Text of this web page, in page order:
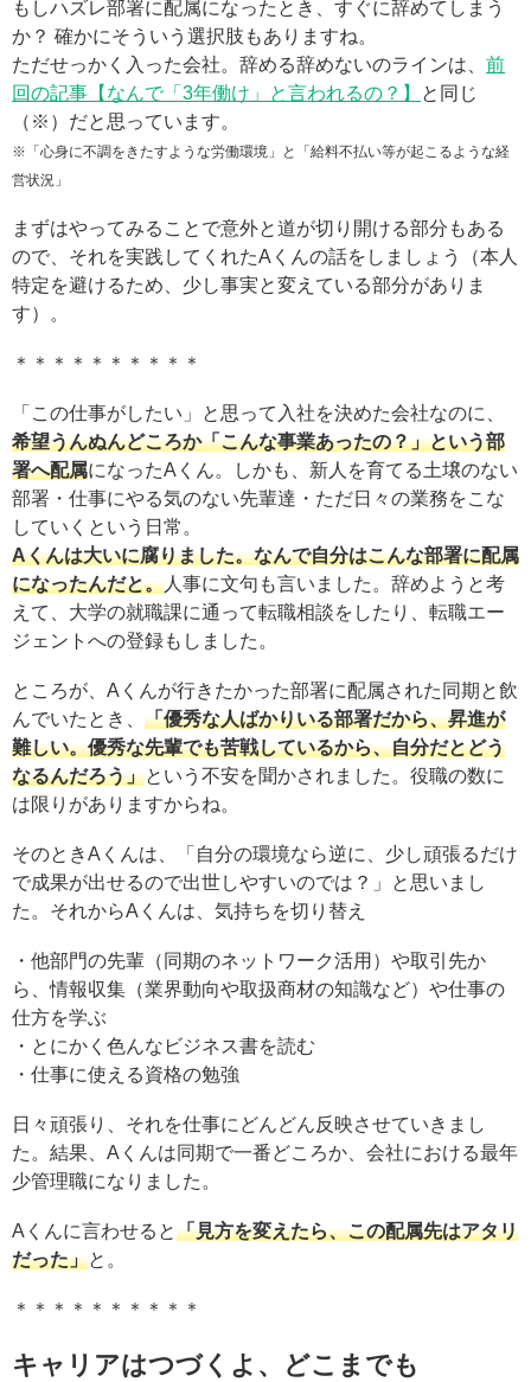
もしハズレ部署に配属になったとき、すぐに辞めてしまう
か？ 確かにそういう選択肢もありますね。
ただせっかく入った会社。辞める辞めないのラインは、 前
回の記事【なんで「3年働け」と言われるの？】
と同じ
（※）だと思っています。
※「心身に不調をきたすような労働環境」と「給料不払い等が起こるような経
営状況」
まずはやってみることで意外と道が切り開ける部分もある
ので、それを実践してくれたAくんの話をしましょう（本人
特定を避けるため、少し事実と変えている部分がありま
す）。
＊＊＊＊＊＊＊＊＊＊
「この仕事がしたい」と思って入社を決めた会社なのに、
希望うんぬんどころか「こんな事業あったの？」という部
署へ配属になったAくん。しかも、新人を育てる土壌のない
部署・仕事にやる気のない先輩達・ただ日々の業務をこな
していくという日常。
Aくんは大いに腐りました。なんで自分はこんな部署に配属
になったんだと。 人事に文句も言いました。辞めようと考
えて、大学の就職課に通って転職相談をしたり、転職エー
ジェントへの登録もしました。
ところが、Aくんが行きたかった部署に配属された同期と飲
んでいたとき、 「優秀な人ばかりいる部署だから、昇進が
難しい。優秀な先輩でも苦戦しているから、自分だとどう
なるんだろう」という不安を聞かされました。役職の数に
は限りがありますからね。
そのときAくんは、「自分の環境なら逆に、少し頑張るだけ
で成果が出せるので出世しやすいのでは？」と思いまし
た。それからAくんは、気持ちを切り替え
・他部門の先輩（同期のネットワーク活用）や取引先か
ら、情報収集（業界動向や取扱商材の知識など）や仕事の
仕方を学ぶ
・とにかく色んなビジネス書を読む
・仕事に使える資格の勉強
日々頑張り、それを仕事にどんどん反映させていきまし
た。結果、Aくんは同期で一番どころか、会社における最年
少管理職になりました。
Aくんに言わせると「見方を変えたら、この配属先はアタリ
だった」と。
＊＊＊＊＊＊＊＊＊＊
キャリアはつづくよ、どこまでも